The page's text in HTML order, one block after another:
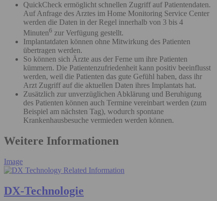
QuickCheck ermöglicht schnellen Zugriff auf Patientendaten.
Auf Anfrage des Arztes im Home Monitoring Service Center
werden die Daten in der Regel innerhalb von 3 bis 4
Minuten6 zur Verfügung gestellt.
Implantatdaten können ohne Mitwirkung des Patienten
übertragen werden.
So können sich Ärzte aus der Ferne um ihre Patienten
kümmern. Die Patientenzufriedenheit kann positiv beeinflusst
werden, weil die Patienten das gute Gefühl haben, dass ihr
Arzt Zugriff auf die aktuellen Daten ihres Implantats hat.
Zusätzlich zur unverzüglichen Abklärung und Beruhigung
des Patienten können auch Termine vereinbart werden (zum
Beispiel am nächsten Tag), wodurch spontane
Krankenhausbesuche vermieden werden können.
Weitere Informationen
Image
DX-Technologie